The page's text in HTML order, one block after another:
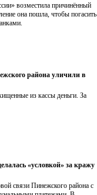
возместила причинённый
она пошла, чтобы погасить
района уличили в
из кассы деньги. За
«условкой» за кражу
связи Пинежского района с